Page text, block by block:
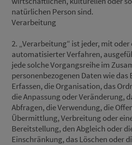
natürlichen Person sind.
Verarbeitung
2. „Verarbeitung“ ist jeder, mit
automatisierter Verfahren,
jede solche Vorgangsreihe im
personenbezogenen Daten wie das
Erfassen, die Organisation, das
die Anpassung oder Veränderung,
Abfragen, die Verwendung, die
Übermittlung, Verbreitung oder
Bereitstellung, den Abgleich oder
Einschränkung, das Löschen oder